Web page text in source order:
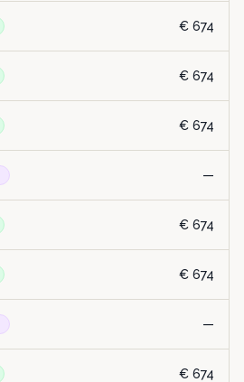
€ 674
€ 674
€ 674
—
€ 674
€ 674
—
€ 674